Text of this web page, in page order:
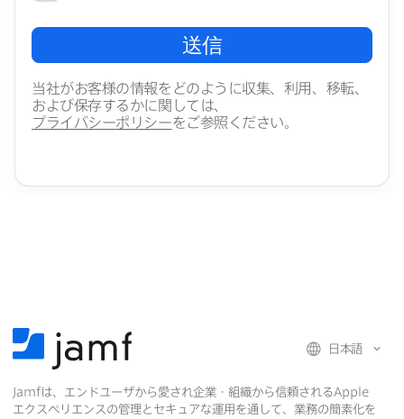
送信
当社が​お客様の​情報を​どのように​収集、​利用、​移転、​
および​保存するかに​関しては、
プライバシーポリシーを​ご参照ください。
日本語
Jamfは、​エンドユーザから​愛され企業・組織から​信頼されるApple
エクスペリエンスの​管理と​セキュアな​運用を​通して、​業務の​簡素化を​